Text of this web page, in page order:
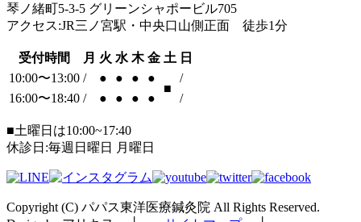
琴ノ緒町5-3-5 グリーンシャポービル705
アクセス:JR三ノ宮駅・中央口山側正面 徒歩1分
受付時間 月 火 水 木 金 土 日
10:00〜13:00 / ● ● ● ●
■
/
16:00〜18:40 / ● ● ● ● /
■土曜日は10:00~17:40
休診日:毎週日曜日 月曜日
Copyright (C) パパス東洋医療鍼灸院 All Rights Reserved.